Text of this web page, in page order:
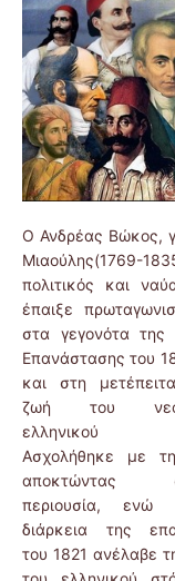
Ο Ανδρέας Βώκος,
Μιαούλης(1769-
πολιτικός και
έπαιξε
στα γεγονότα της
Επανάστασης του
και στη
ζωή του
ελληνικού
Ασχολήθηκε με τη
αποκτώντας
περιουσία,
διάρκεια της
του 1821 ανέλαβε